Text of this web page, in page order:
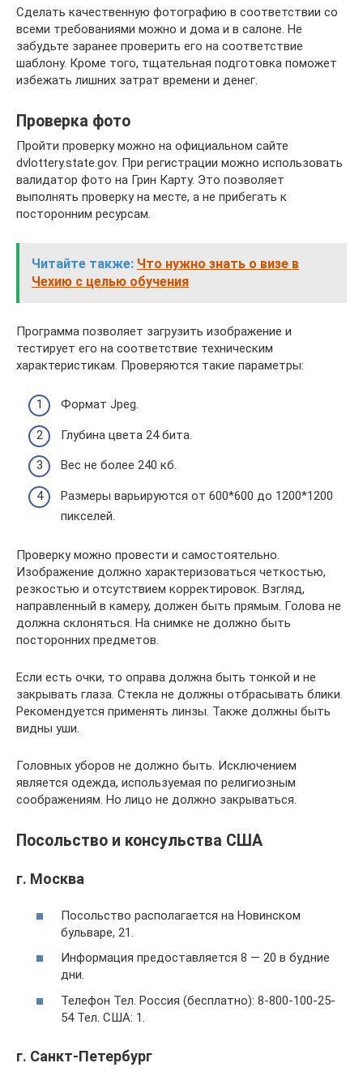
Сделать качественную фотографию в соответствии со
всеми требованиями можно и дома и в салоне. Не
забудьте заранее проверить его на соответствие
шаблону. Кроме того, тщательная подготовка поможет
избежать лишних затрат времени и денег.
Проверка фото
Пройти проверку можно на официальном сайте
dvlottery.state.gov. При регистрации можно использовать
валидатор фото на Грин Карту. Это позволяет
выполнять проверку на месте, а не прибегать к
посторонним ресурсам.
Читайте также: Что нужно знать о визе в
Чехию с целью обучения
Программа позволяет загрузить изображение и
тестирует его на соответствие техническим
характеристикам. Проверяются такие параметры:
Формат Jpeg.
Глубина цвета 24 бита.
Вес не более 240 кб.
Размеры варьируются от 600*600 до 1200*1200
пикселей.
Проверку можно провести и самостоятельно.
Изображение должно характеризоваться четкостью,
резкостью и отсутствием корректировок. Взгляд,
направленный в камеру, должен быть прямым. Голова не
должна склоняться. На снимке не должно быть
посторонних предметов.
Если есть очки, то оправа должна быть тонкой и не
закрывать глаза. Стекла не должны отбрасывать блики.
Рекомендуется применять линзы. Также должны быть
видны уши.
Головных уборов не должно быть. Исключением
является одежда, используемая по религиозным
соображениям. Но лицо не должно закрываться.
Посольство и консульства США
г. Москва
Посольство располагается на Новинском
бульваре, 21.
Информация предоставляется 8 — 20 в будние
дни.
Телефон Тел. Россия (бесплатно): 8-800-100-25-
54 Тел. США: 1.
г. Санкт-Петербург